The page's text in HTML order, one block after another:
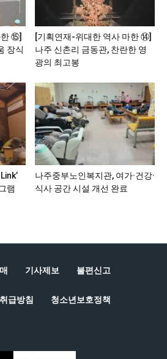
한 ⑮]
장식
[기획연재-위대한 역사 마한 ⑭]
나주 신촌리 금동관, 찬란한 영
광의 최고봉
램
나주중부노인복지관, 여가·건강·
식사 공간 시설 개선 완료
기사제보 불편신고
급방침 청소년보호정책